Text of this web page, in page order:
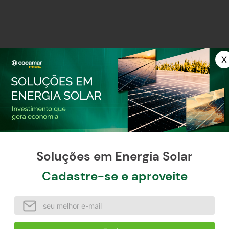
Soluções em Energia Solar
Cadastre-se e aproveite
VISITADOS POR QUEM PROCURA
-10%
Protetor
-10%
Retentor 25x47x10